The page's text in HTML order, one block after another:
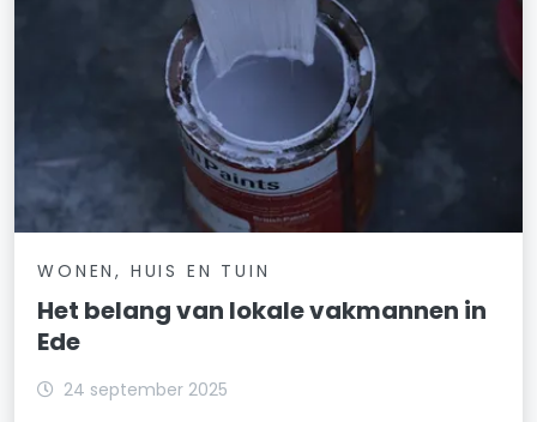
WONEN, HUIS EN TUIN
Het belang van lokale vakmannen in
Ede
24 september 2025